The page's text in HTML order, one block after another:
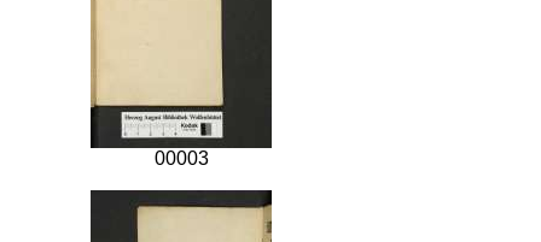
00003